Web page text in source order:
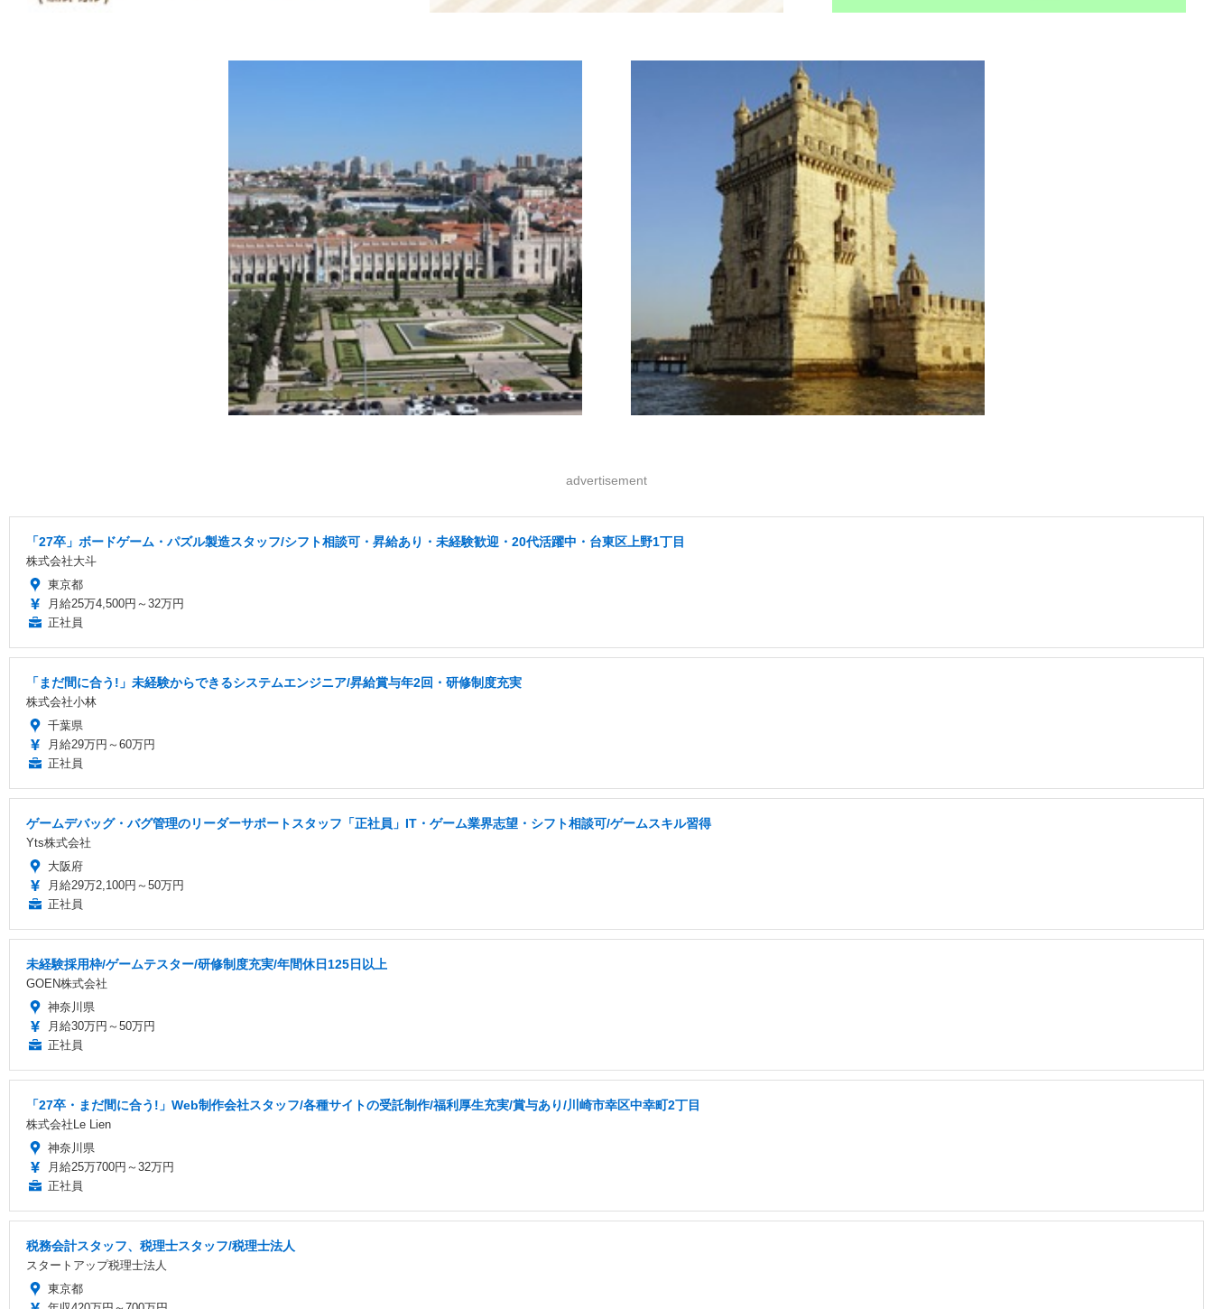
advertisement
「27卒」ボードゲーム・パズル製造スタッフ/シフト相談可・昇給あり・未経験歓迎・20代活躍中・台東区上野1丁目
株式会社大斗
東京都
月給25万4,500円～32万円
正社員
「まだ間に合う!」未経験からできるシステムエンジニア/昇給賞与年2回・研修制度充実
株式会社小林
千葉県
月給29万円～60万円
正社員
ゲームデバッグ・バグ管理のリーダーサポートスタッフ「正社員」IT・ゲーム業界志望・シフト相談可/ゲームスキル習得
Yts株式会社
大阪府
月給29万2,100円～50万円
正社員
未経験採用枠/ゲームテスター/研修制度充実/年間休日125日以上
GOEN株式会社
神奈川県
月給30万円～50万円
正社員
「27卒・まだ間に合う!」Web制作会社スタッフ/各種サイトの受託制作/福利厚生充実/賞与あり/川崎市幸区中幸町2丁目
株式会社Le Lien
神奈川県
月給25万700円～32万円
正社員
税務会計スタッフ、税理士スタッフ/税理士法人
スタートアップ税理士法人
東京都